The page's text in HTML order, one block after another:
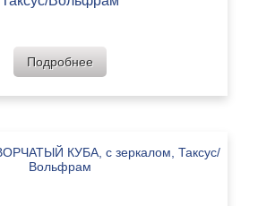
Подробнее